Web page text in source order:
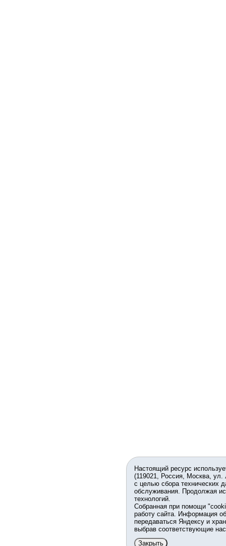
Настоящий ресурс
(119021, Россия, Москва,
с целью сбора технических
обслуживания. Продолжая
технологий.
Собранная при помощи
работу сайта. Информация
передаваться Яндексу и
выбрав соответствующие
Закрыть